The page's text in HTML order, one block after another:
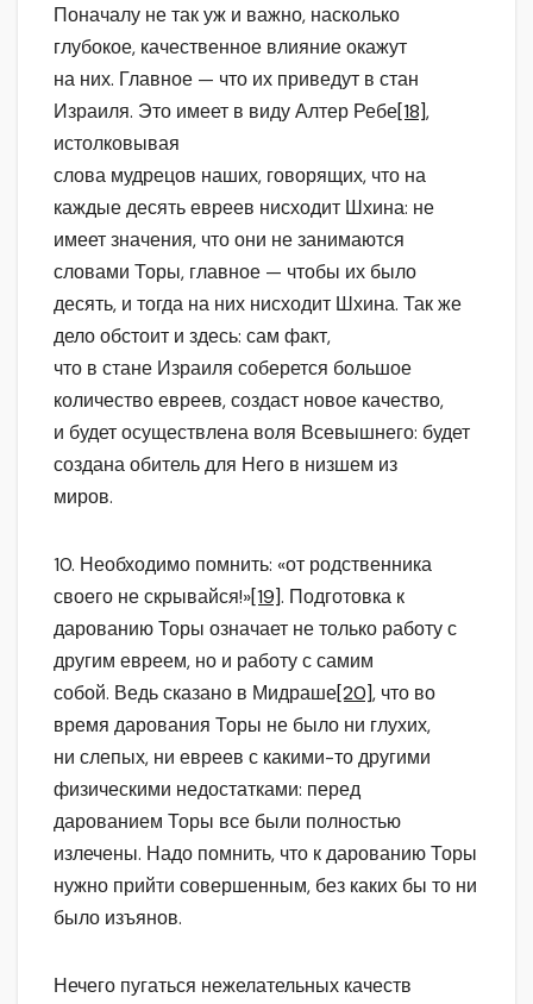
Поначалу не так уж и важно, насколько
глубокое, качественное влияние окажут
на них. Главное — что их приведут в стан
Израиля. Это имеет в виду Алтер Ребе[18],
истолковывая
слова мудрецов наших, говорящих, что на
каждые десять евреев нисходит Шхина: не
имеет значения, что они не занимаются
словами Торы, главное — чтобы их было
десять, и тогда на них нисходит Шхина. Так же
дело обстоит и здесь: сам факт,
что в стане Израиля соберется большое
количество евреев, создаст новое качество,
и будет осуществлена воля Всевышнего: будет
создана обитель для Него в низшем из
миров.
10. Необходимо помнить: «от родственника
своего не скрывайся!»[19]. Подготовка к
дарованию Торы означает не только работу с
другим евреем, но и работу с самим
собой. Ведь сказано в Мидраше[20], что во
время дарования Торы не было ни глухих,
ни слепых, ни евреев с какими-то другими
физическими недостатками: перед
дарованием Торы все были полностью
излечены. Надо помнить, что к дарованию Торы
нужно прийти совершенным, без каких бы то ни
было изъянов.
Нечего пугаться нежелательных качеств